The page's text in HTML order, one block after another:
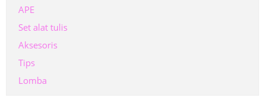
APE
Set alat tulis
Aksesoris
Tips
Lomba